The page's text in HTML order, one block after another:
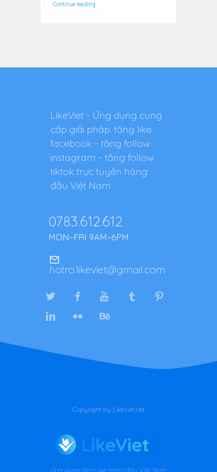
Continue reading
LikeViet - Ứng dụng cung
cấp giải pháp: tăng like
facebook - tăng follow
instagram - tăng follow
tiktok trực tuyến hàng
đầu Việt Nam
0783.612.612
MON–FRI 9AM–6PM
hotro.likeviet@gmail.com
Copyright by Likeviet.net
Ứng dụng tăng like hàng đầu Việt Nam